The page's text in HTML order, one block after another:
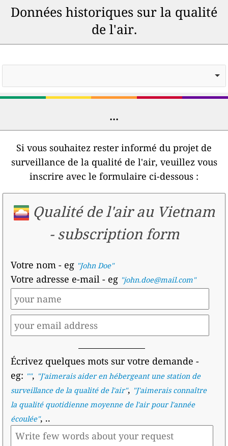
Données historiques sur la qualité
de l'air.
...
Si vous souhaitez rester informé du projet de
surveillance de la qualité de l'air, veuillez vous
inscrire avec le formulaire ci-dessous :
Qualité de l'air au Vietnam
- subscription form
Votre nom- eg "John Doe"
Votre adresse e-mail- eg "john.doe@mail.com"
Écrivez quelques mots sur votre demande -
eg: "", "J'aimerais aider en hébergeant une station de
surveillance de la qualité de l'air", "J'aimerais connaître
la qualité quotidienne moyenne de l'air pour l'année
écoulée", ..